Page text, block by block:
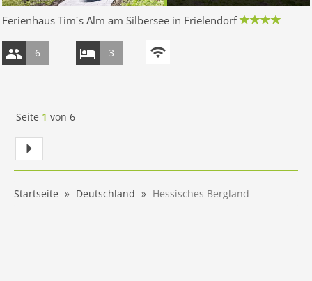
Ferienhaus Tim´s Alm am Silbersee in Frielendorf
6 3
Seite 1 von 6
Startseite Deutschland Hessisches Bergland